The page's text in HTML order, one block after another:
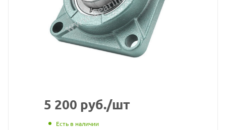
с
сайта
https://
по
https://
без
разрешения
5 200 руб./шт
Есть в наличии